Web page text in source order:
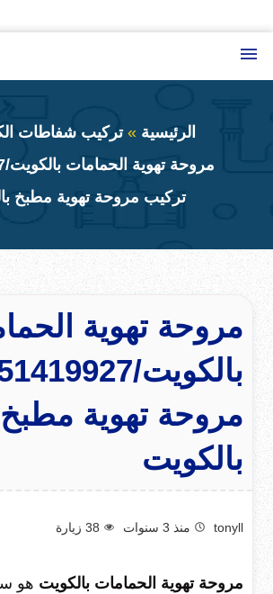
إلى
المحتوى
الرئيسية
تركيب شفاطات
تركيب مروحة تهوية مطبخ
مروحة تهوية
مروحة تهوية مطبخ
بالكويت
tonyll منذ 3 سنوات 38 زيارة
مروحة تهوية الحمامات بالكويت هو